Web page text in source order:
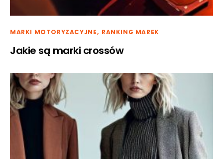
MARKI MOTORYZACYJNE RANKING MAREK
Jakie są marki crossów